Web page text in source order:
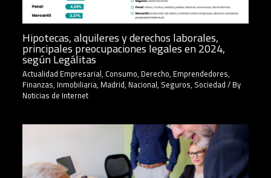
Hipotecas, alquileres y derechos laborales,
principales preocupaciones legales en 2024,
según Legálitas
Actualidad Empresarial, Consumo, Derecho, Emprendedores,
Finanzas, Inmobiliaria, Madrid, Nacional, Seguros, Sociedad/ By
Noticias de Internet